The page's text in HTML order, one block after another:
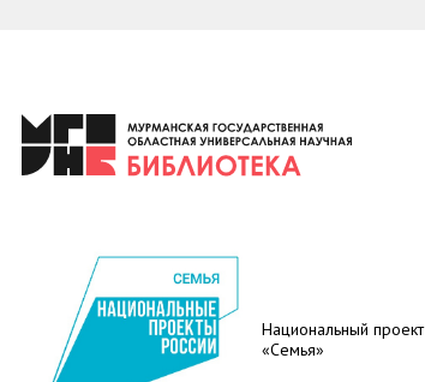
Национальный проект
«Семья»